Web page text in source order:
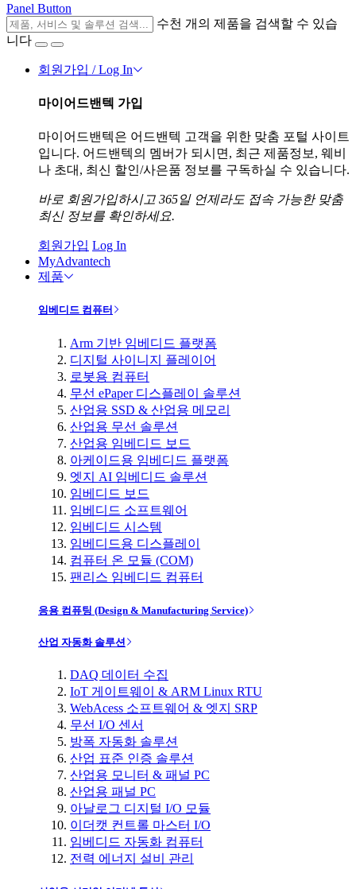
Panel Button
수천 개의 제품을 검색할 수 있습
니다
회원가입 / Log In
마이어드밴텍 가입
마이어드밴텍은 어드밴텍 고객을 위한 맞춤 포털 사이트
입니다. 어드밴텍의 멤버가 되시면, 최근 제품정보, 웨비
나 초대, 최신 할인/사은품 정보를 구독하실 수 있습니다.
바로 회원가입하시고 365일 언제라도 접속 가능한 맞춤
최신 정보를 확인하세요.
회원가입 Log In
MyAdvantech
제품
임베디드 컴퓨터
Arm 기반 임베디드 플랫폼
디지털 사이니지 플레이어
로봇용 컴퓨터
무선 ePaper 디스플레이 솔루션
산업용 SSD & 산업용 메모리
산업용 무선 솔루션
산업용 임베디드 보드
아케이드용 임베디드 플랫폼
엣지 AI 임베디드 솔루션
임베디드 보드
임베디드 소프트웨어
임베디드 시스템
임베디드용 디스플레이
컴퓨터 온 모듈 (COM)
팬리스 임베디드 컴퓨터
응용 컴퓨팅 (Design & Manufacturing Service)
산업 자동화 솔루션
DAQ 데이터 수집
IoT 게이트웨이 & ARM Linux RTU
WebAcess 소프트웨어 & 엣지 SRP
무선 I/O 센서
방폭 자동화 솔루션
산업 표준 인증 솔루션
산업용 모니터 & 패널 PC
산업용 패널 PC
아날로그 디지털 I/O 모듈
이더캣 컨트롤 마스터 I/O
임베디드 자동화 컴퓨터
전력 에너지 설비 관리